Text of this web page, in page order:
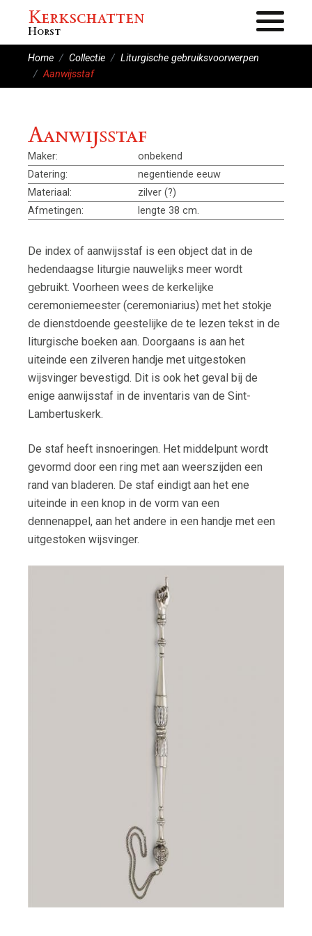
Kerkschatten
Horst
Huidige kerk
Vooroorlogse kerk
Collectie
Beelden
Paramenten
Beglazing
Vaandels
De Hemel op Aarde
In de media
Schatkamer
Sponsoren
Info
Sint Lambertus Parochie
Home Collectie
Liturgische gebruiksvoorwerpen
Aanwijsstaf
Aanwijsstaf
Maker:
onbekend
Datering:
negentiende eeuw
Materiaal:
zilver (?)
Afmetingen:
lengte 38 cm.
De index of aanwijsstaf is een object dat in de
hedendaagse liturgie nauwelijks meer wordt
gebruikt. Voorheen wees de kerkelijke
ceremoniemeester (ceremoniarius) met het stokje
de dienstdoende geestelijke de te lezen tekst in de
liturgische boeken aan. Doorgaans is aan het
uiteinde een zilveren handje met uitgestoken
wijsvinger bevestigd. Dit is ook het geval bij de
enige aanwijsstaf in de inventaris van de Sint-
Lambertuskerk.
De staf heeft insnoeringen. Het middelpunt wordt
gevormd door een ring met aan weerszijden een
rand van bladeren. De staf eindigt aan het ene
uiteinde in een knop in de vorm van een
dennenappel, aan het andere in een handje met een
uitgestoken wijsvinger.